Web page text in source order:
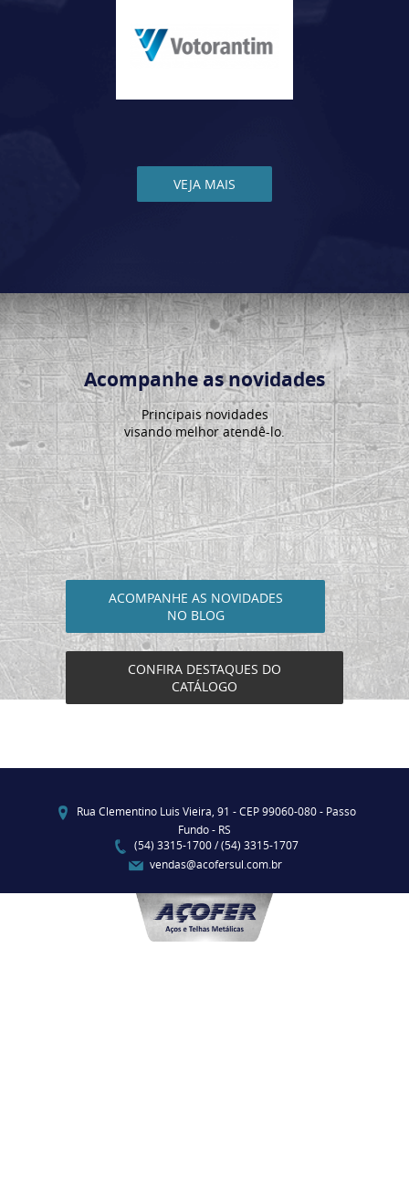
VEJA MAIS
Acompanhe as novidades
Principais novidades
visando melhor atendê-lo.
ACOMPANHE AS NOVIDADES
NO BLOG
CONFIRA DESTAQUES DO
CATÁLOGO
Rua Clementino Luis Vieira, 91 - CEP 99060-080 - Passo
Fundo - RS
(54) 3315-1700 / (54) 3315-1707
vendas@acofersul.com.br